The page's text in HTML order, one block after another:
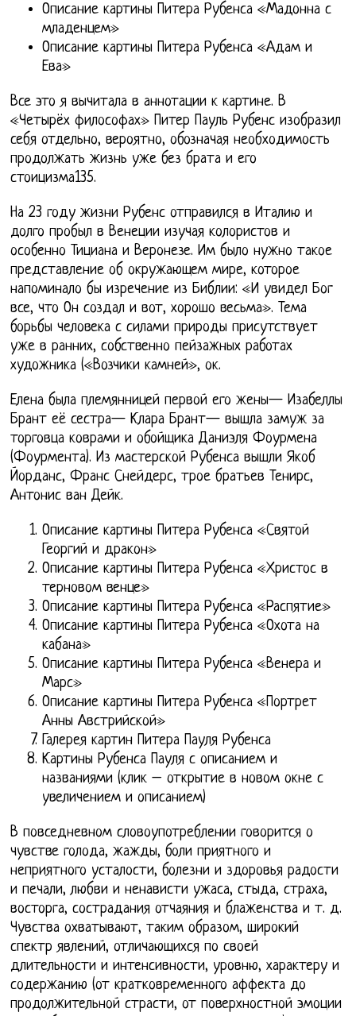
Описание картины Питера Рубенса «Мадонна с
младенцем»
Описание картины Питера Рубенса «Адам и
Ева»
Все это я вычитала в аннотации к картине. В
«Четырёх философах» Питер Пауль Рубенс изобразил
себя отдельно, вероятно, обозначая необходимость
продолжать жизнь уже без брата и его
стоицизма135.
На 23 году жизни Рубенс отправился в Италию и
долго пробыл в Венеции изучая колористов и
особенно Тициана и Веронезе. Им было нужно такое
представление об окружающем мире, которое
напоминало бы изречение из Библии: «И увидел Бог
все, что Он создал и вот, хорошо весьма». Тема
борьбы человека с силами природы присутствует
уже в ранних, собственно пейзажных работах
художника («Возчики камней», ок.
Елена была племянницей первой его жены— Изабеллы
Брант её сестра— Клара Брант— вышла замуж за
торговца коврами и обойщика Даниэля Фоурмена
(Фоурмента). Из мастерской Рубенса вышли Якоб
Йорданс, Франс Снейдерс, трое братьев Тенирс,
Антонис ван Дейк.
Описание картины Питера Рубенса «Святой
Георгий и дракон»
Описание картины Питера Рубенса «Христос в
терновом венце»
Описание картины Питера Рубенса «Распятие»
Описание картины Питера Рубенса «Охота на
кабана»
Описание картины Питера Рубенса «Венера и
Марс»
Описание картины Питера Рубенса «Портрет
Анны Австрийской»
Галерея картин Питера Пауля Рубенса
Картины Рубенса Пауля с описанием и
названиями (клик – открытие в новом окне с
увеличением и описанием)
В повседневном словоупотреблении говорится о
чувстве голода, жажды, боли приятного и
неприятного усталости, болезни и здоровья радости
и печали, любви и ненависти ужаса, стыда, страха,
восторга, сострадания отчаяния и блаженства и т. д.
Чувства охватывают, таким образом, широкий
спектр явлений, отличающихся по своей
длительности и интенсивности, уровню, характеру и
содержанию (от кратковременного аффекта до
продолжительной страсти, от поверхностной эмоции